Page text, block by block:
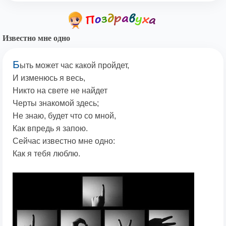
Известно мне одно
Быть может час какой пройдет,
И изменюсь я весь,
Никто на свете не найдет
Черты знакомой здесь;
Не знаю, будет что со мной,
Как впредь я запою.
Сейчас известно мне одно:
Как я тебя люблю.